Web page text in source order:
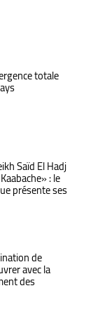
totale
Saïd El Hadj
: le
présente ses
de
avec la
des